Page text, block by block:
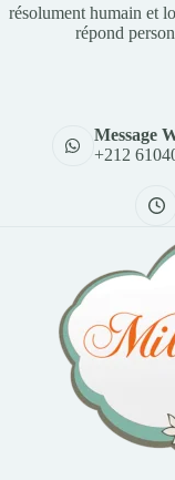
résolument humain et
répond
Message
+212